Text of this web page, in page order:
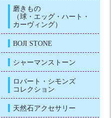
磨きもの
（球・エッグ・ハート・
カーヴィング）
BOJI STONE
シャーマンストーン
ロバート・シモンズ
コレクション
天然石アクセサリー